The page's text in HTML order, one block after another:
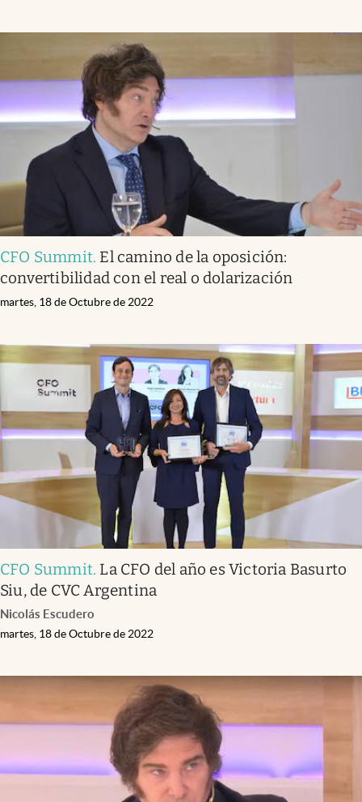
CFO Summit. El camino de la oposición:
convertibilidad con el real o dolarización
martes, 18 de Octubre de 2022
CFO Summit. La CFO del año es Victoria Basurto
Siu, de CVC Argentina
Nicolás Escudero
martes, 18 de Octubre de 2022